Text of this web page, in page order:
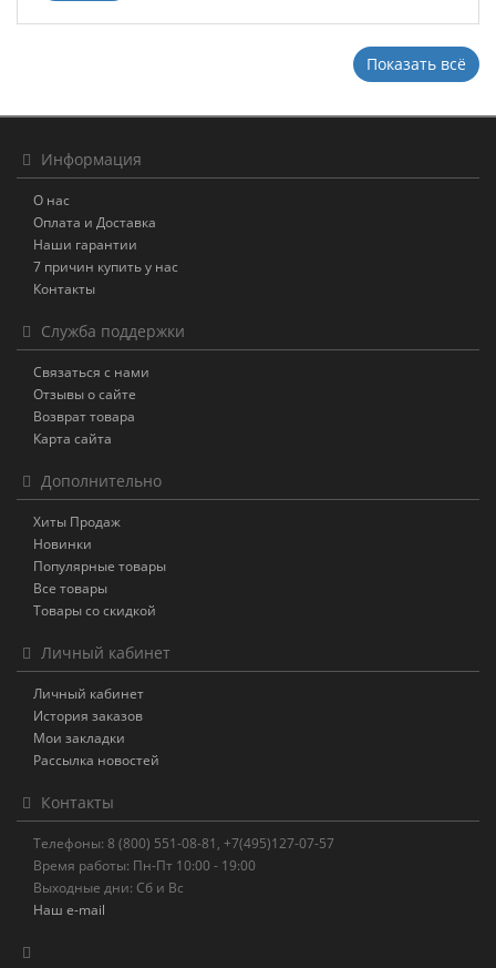
Показать всё
Информация
О нас
Оплата и Доставка
Наши гарантии
7 причин купить у нас
Контакты
Служба поддержки
Связаться с нами
Отзывы о сайте
Возврат товара
Карта сайта
Дополнительно
Хиты Продаж
Новинки
Популярные товары
Все товары
Товары со скидкой
Личный кабинет
Личный кабинет
История заказов
Мои закладки
Рассылка новостей
Контакты
Телефоны: 8 (800) 551-08-81, +7(495)127-07-57
Время работы: Пн-Пт 10:00 - 19:00
Выходные дни: Сб и Вс
Наш e-mail